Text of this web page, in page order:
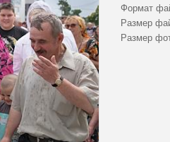
Формат
Размер
Размер